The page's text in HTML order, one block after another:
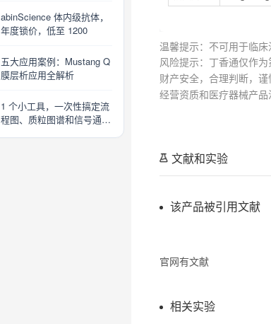
abinScience 体内级抗体，
年度锁价，低至 1200
五大应用案例：Mustang Q
膜层析应用全解析
1 个小工具，一次性搞定流
程图、质粒图谱和信号通路
温馨提示：不可用于临床
风险提示：丁香通仅作
财产安全，合理判断，
经营资质和医疗器械产品
文献和实验
该产品被引用文献
官网有文献
相关实验